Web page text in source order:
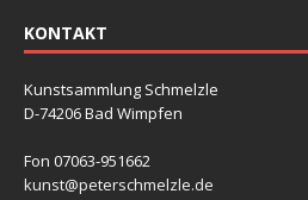
KONTAKT
Kunstsammlung Schmelzle
D-74206 Bad Wimpfen
Fon 07063-951662
kunst@peterschmelzle.de